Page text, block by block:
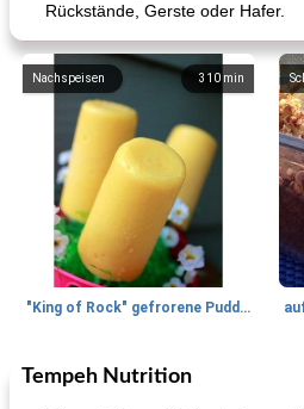
Rückstände, Gerste oder Hafer.
310 min
Nachspeisen
"King of Rock" gefrorene Pudding Pops
Mittagessen / Snacks
Tempeh Nutrition